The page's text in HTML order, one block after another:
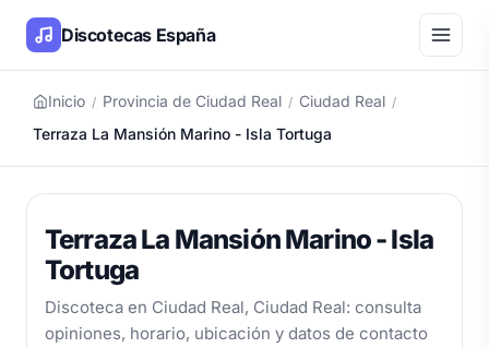
Discotecas España
Inicio / Provincia de Ciudad Real / Ciudad Real /
Terraza La Mansión Marino - Isla Tortuga
Terraza La Mansión Marino - Isla
Tortuga
Discoteca en Ciudad Real, Ciudad Real: consulta
opiniones, horario, ubicación y datos de contacto